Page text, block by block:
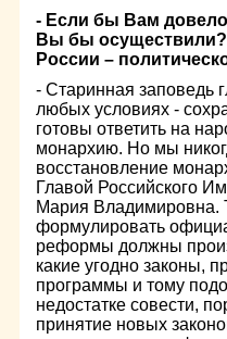
- Если бы Вам
Вы бы
России –
- Старинная заповедь
любых условиях -
готовы ответить на
монархию. Но мы
восстановление
Главой Российского
Мария Владимировна.
формулировать
реформы должны
какие угодно законы,
программы и тому
недостатке совести,
принятие новых